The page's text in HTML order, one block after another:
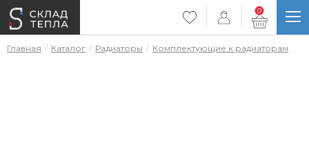
0
Главная Каталог Радиаторы Комплектующие к радиаторам